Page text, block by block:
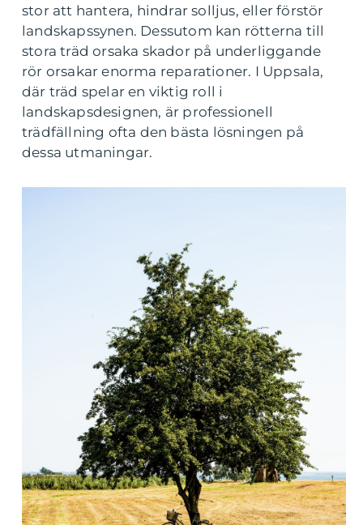
stor att hantera, hindrar solljus, eller förstör
landskapssynen. Dessutom kan rötterna till
stora träd orsaka skador på underliggande
rör orsakar enorma reparationer. I Uppsala,
där träd spelar en viktig roll i
landskapsdesignen, är professionell
trädfällning ofta den bästa lösningen på
dessa utmaningar.